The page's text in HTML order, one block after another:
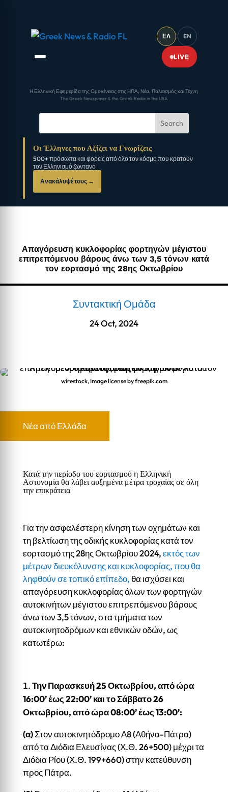
ΕΛ | EN
LIVE
Η Ελληνική Εφημερίδα της Ομογένειας στις ΗΠΑ, Νέα, Πολιτισμός και Τέχνη
The Greek Newspaper & the Greek Radio in the USA
Οι Έλληνες που Αξίζει να Γνωρίζεις
500+ πρόσωπα και φορείς από όλο τον κόσμο που κρατούν
τον Ελληνισμό ζωντανό
Ανακάλυψέ τους →
Απαγόρευση κυκλοφορίας φορτηγών μέγιστου
επιτρεπόμενου βάρους άνω των 3,5 τόνων κατά
τον εορτασμό της 28ης Οκτωβρίου
Συντακτική Ομάδα
24 Oct, 2024
wirestock, Image license by freepik.com
Νέα από Ελλάδα
Κατά την περίοδο του εορτασμού η Ελληνική
Αστυνομία θα λάβει αυξημένα μέτρα τροχαίας σε όλη
την επικράτεια
Για την ασφαλέστερη κίνηση των οχημάτων και
τη βελτίωση της οδικής κυκλοφορίας κατά τον
εορτασμό της 28ης Οκτωβρίου 2024,εκτός των
μέτρων διευκόλυνσης και κυκλοφορίας, που θα
ληφθούν σε τοπικό επίπεδο,θα ισχύσει και
απαγόρευση κυκλοφορίας όλων των φορτηγών
αυτοκινήτων μέγιστου επιτρεπόμενου βάρους
άνω των 3,5 τόνων, στα τμήματα των
αυτοκινητοδρόμων και εθνικών οδών, ως
κατωτέρω:
Την Παρασκευή 25 Οκτωβρίου, από ώρα
16:00’ έως 22:00’ και το Σάββατο 26
Οκτωβρίου, από ώρα 08:00’ έως 13:00’:
(α)Στον αυτοκινητόδρομο Α8 (Αθήνα-Πάτρα)
από τα Διόδια Ελευσίνας (Χ.Θ. 26+500) μέχρι τα
Διόδια Ρίου (Χ.Θ. 199+660) στην κατεύθυνση
προς Πάτρα.